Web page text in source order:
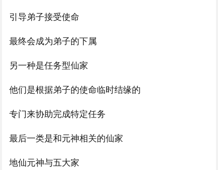
引导弟子接受使命
最终会成为弟子的下属
另一种是任务型仙家
他们是根据弟子的使命临时结缘的
专门来协助完成特定任务
最后一类是和元神相关的仙家
地仙元神与五大家